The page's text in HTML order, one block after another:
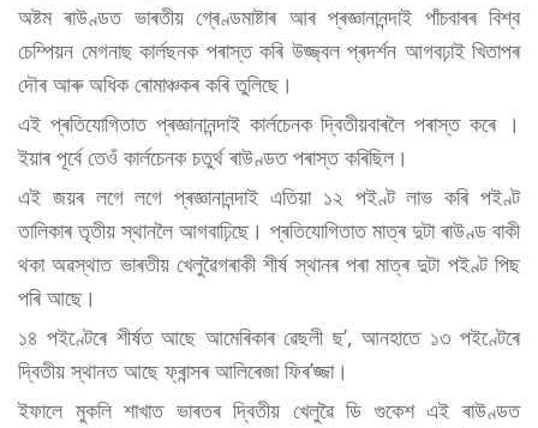
অষ্টম ৰাউণ্ডত ভাৰতীয় গ্ৰেণ্ডমাষ্টাৰ আৰ প্ৰজ্ঞানানন্দাই পাঁচবাৰৰ বিশ্ব
চেম্পিয়ন মেগনাছ কাৰ্লছনক পৰাস্ত কৰি উজ্জ্বল প্ৰদৰ্শন আগবঢ়াই খিতাপৰ
দৌৰ আৰু অধিক ৰোমাঞ্চকৰ কৰি তুলিছে।
এই প্ৰতিযোগিতাত প্ৰজ্ঞানানন্দাই কাৰ্লচেনক দ্বিতীয়বাৰলৈ পৰাস্ত কৰে ।
ইয়াৰ পূৰ্বে তেওঁ কাৰ্লচেনক চতুৰ্থ ৰাউণ্ডত পৰাস্ত কৰিছিল।
এই জয়ৰ লগে লগে প্ৰজ্ঞানানন্দাই এতিয়া ১২ পইণ্ট লাভ কৰি পইণ্ট
তালিকাৰ তৃতীয় স্থানলৈ আগবাঢ়িছে। প্ৰতিযোগিতাত মাত্ৰ দুটা ৰাউণ্ড বাকী
থকা অৱস্থাত ভাৰতীয় খেলুৱৈগৰাকী শীৰ্ষ স্থানৰ পৰা মাত্ৰ দুটা পইণ্ট পিছ
পৰি আছে।
১৪ পইণ্টেৰে শীৰ্ষত আছে আমেৰিকাৰ ৱেছলী ছ’, আনহাতে ১৩ পইণ্টেৰে
দ্বিতীয় স্থানত আছে ফ্ৰান্সৰ আলিৰেজা ফিৰ’জ্জা।
ইফালে মুকলি শাখাত ভাৰতৰ দ্বিতীয় খেলুৱৈ ডি গুকেশ এই ৰাউণ্ডত